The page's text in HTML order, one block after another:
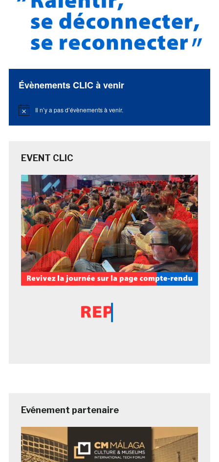
Évènements CLIC à venir
Notice Il n’y a pas d’évènements à venir.
EVENT CLIC
Evénement partenaire